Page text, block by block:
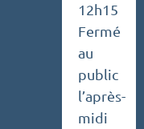
12h15
Fermé
au
public
l’après-
midi